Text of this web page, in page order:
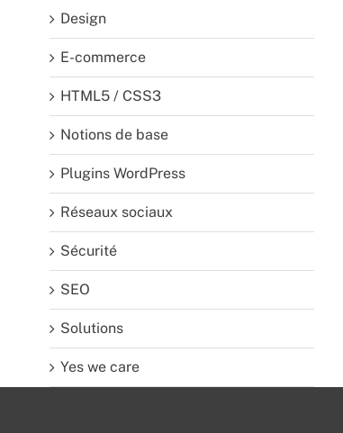
Design
E-commerce
HTML5 / CSS3
Notions de base
Plugins WordPress
Réseaux sociaux
Sécurité
SEO
Solutions
Yes we care